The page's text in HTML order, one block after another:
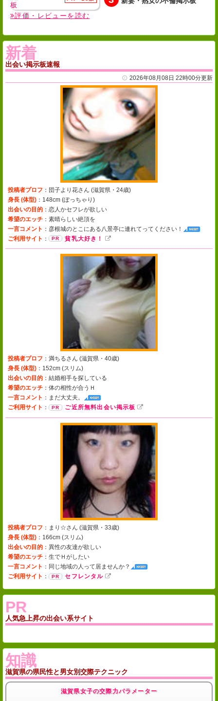
評価・レビューを読む
新着
出会い掲示板速報
2026年08月08日 22時00分更新
投稿者プロフ ：団子より花さん (滋賀県・24歳)
身長 (体型) ：148cm (ぽっちゃり )
出会いの目的 ：恋人かセフレが欲しい
希望のエッチ ：素晴らしい絶頂を
一言コメント ： 彦根城のとこにある八景亭に連れてってください！
ご利用サイト ： 貧乳大好き！
投稿者プロフ ：満ちるさん (滋賀県・40歳)
身長 (体型) ：152cm (スリム)
出会いの目的 ：結婚相手を探している
希望のエッチ ：体の相性が合うＨ
一言コメント ： まだ大丈夫。
ご利用サイト ： ご近所無料出会い掲示板
投稿者プロフ ：まり☆さん (滋賀県・33歳)
身長 (体型) ：166cm (スリム)
出会いの目的 ：異性の友達が欲しい
希望のエッチ ：生でＨがしたい
一言コメント ： 同じ地域の人って居ませんか？
ご利用サイト ： セフレンタル
PR
人気急上昇の出会い系サイト
知識
滋賀県の県民性と男女別交際テクニック
滋賀県女子の交際力パラメーター